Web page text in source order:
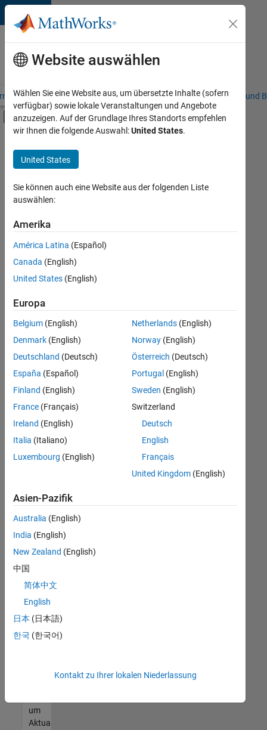
Weiter zum Inhalt
Karriere
bei
MathWorks
– Übersicht Stellensuche Niederlassungen Studierende und
Umschaltung für Off-Canvas-
Hauptinhalt
Praktika
Information Technology
Commercial Sales
Inside Sales
Marketing Communications
Marketing Services
Finance and Operations
Legal
+8
Derzeit
es
keine
offenen
Stellen,
Ihren
Suchkriterien
entsprechen.
können
die
Suchkriterien
weiter
fassen
oder
alle
Stellenangebote
anzeigen .
noch
keine
offenen
Stellen
können,
die
Ihren
entsprechen,
werden
unseres
um
Aktualisierungen
Website auswählen
Wählen Sie eine Website aus, um übersetzte Inhalte (sofern
verfügbar) sowie lokale Veranstaltungen und Angebote
anzuzeigen. Auf der Grundlage Ihres Standorts empfehlen
wir Ihnen die folgende Auswahl:United States.
United States
Sie können auch eine Website aus der folgenden Liste
auswählen:
Amerika
América Latina (Español)
Canada (English)
United States (English)
Europa
Belgium (English)
Denmark (English)
Deutschland (Deutsch)
España (Español)
Finland (English)
France (Français)
Ireland (English)
Italia (Italiano)
Luxembourg (English)
Netherlands(English)
Norway(English)
Österreich (Deutsch)
Portugal (English)
Sweden (English)
Switzerland
Deutsch
English
Français
United Kingdom(English)
Asien-Pazifik
Australia (English)
India (English)
New Zealand (English)
中国
简体中文
English
日本 (日本語)
한국 (한국어)
Kontakt zu Ihrer lokalen Niederlassung